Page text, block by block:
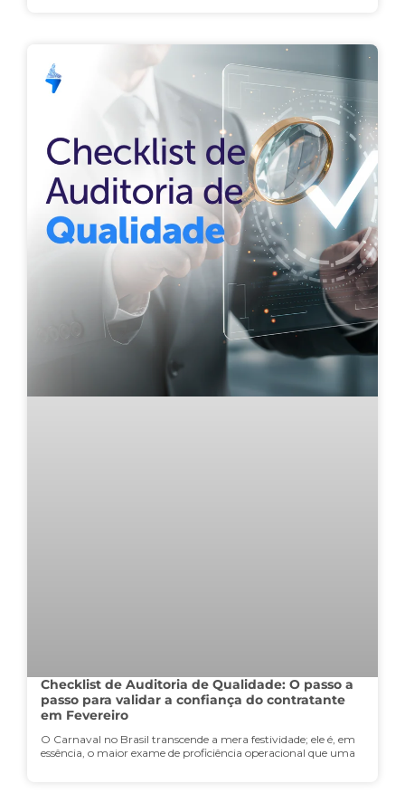
Checklist de Auditoria de Qualidade: O passo a
passo para validar a confiança do contratante
em Fevereiro
O Carnaval no Brasil transcende a mera festividade; ele é, em
essência, o maior exame de proficiência operacional que uma